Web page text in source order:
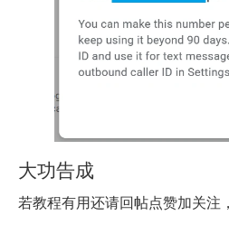
大功告成
若教程有用还请回帖点赞加关注